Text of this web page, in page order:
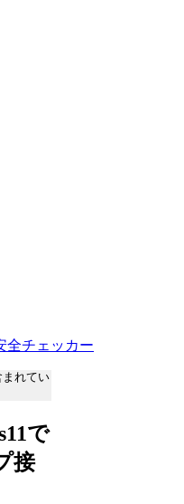
全チェッカー
れてい
で
接